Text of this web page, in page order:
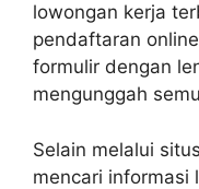
lowongan kerja
pendaftaran
formulir dengan
mengunggah
Selain melalui
mencari informasi